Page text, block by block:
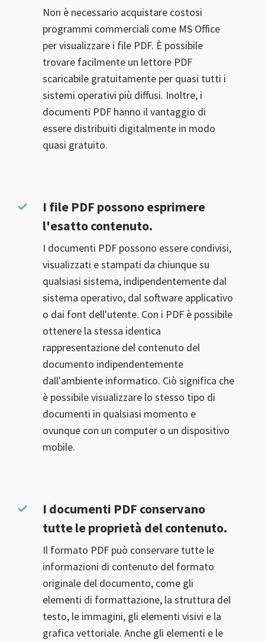
Non è necessario acquistare costosi
programmi commerciali come MS Office
per visualizzare i file PDF. È possibile
trovare facilmente un lettore PDF
scaricabile gratuitamente per quasi tutti i
sistemi operativi più diffusi. Inoltre, i
documenti PDF hanno il vantaggio di
essere distribuiti digitalmente in modo
quasi gratuito.
I file PDF possono esprimere
l'esatto contenuto.
I documenti PDF possono essere condivisi,
visualizzati e stampati da chiunque su
qualsiasi sistema, indipendentemente dal
sistema operativo, dal software applicativo
o dai font dell'utente. Con i PDF è possibile
ottenere la stessa identica
rappresentazione del contenuto del
documento indipendentemente
dall'ambiente informatico. Ciò significa che
è possibile visualizzare lo stesso tipo di
documenti in qualsiasi momento e
ovunque con un computer o un dispositivo
mobile.
I documenti PDF conservano
tutte le proprietà del contenuto.
Il formato PDF può conservare tutte le
informazioni di contenuto del formato
originale del documento, come gli
elementi di formattazione, la struttura del
testo, le immagini, gli elementi visivi e la
grafica vettoriale. Anche gli elementi e le